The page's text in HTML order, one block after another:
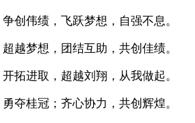
伟绩，飞跃梦想，自强不息。
梦想，团结互助，共创佳绩。
进取，超越刘翔，从我做起。
桂冠；齐心协力，共创辉煌。